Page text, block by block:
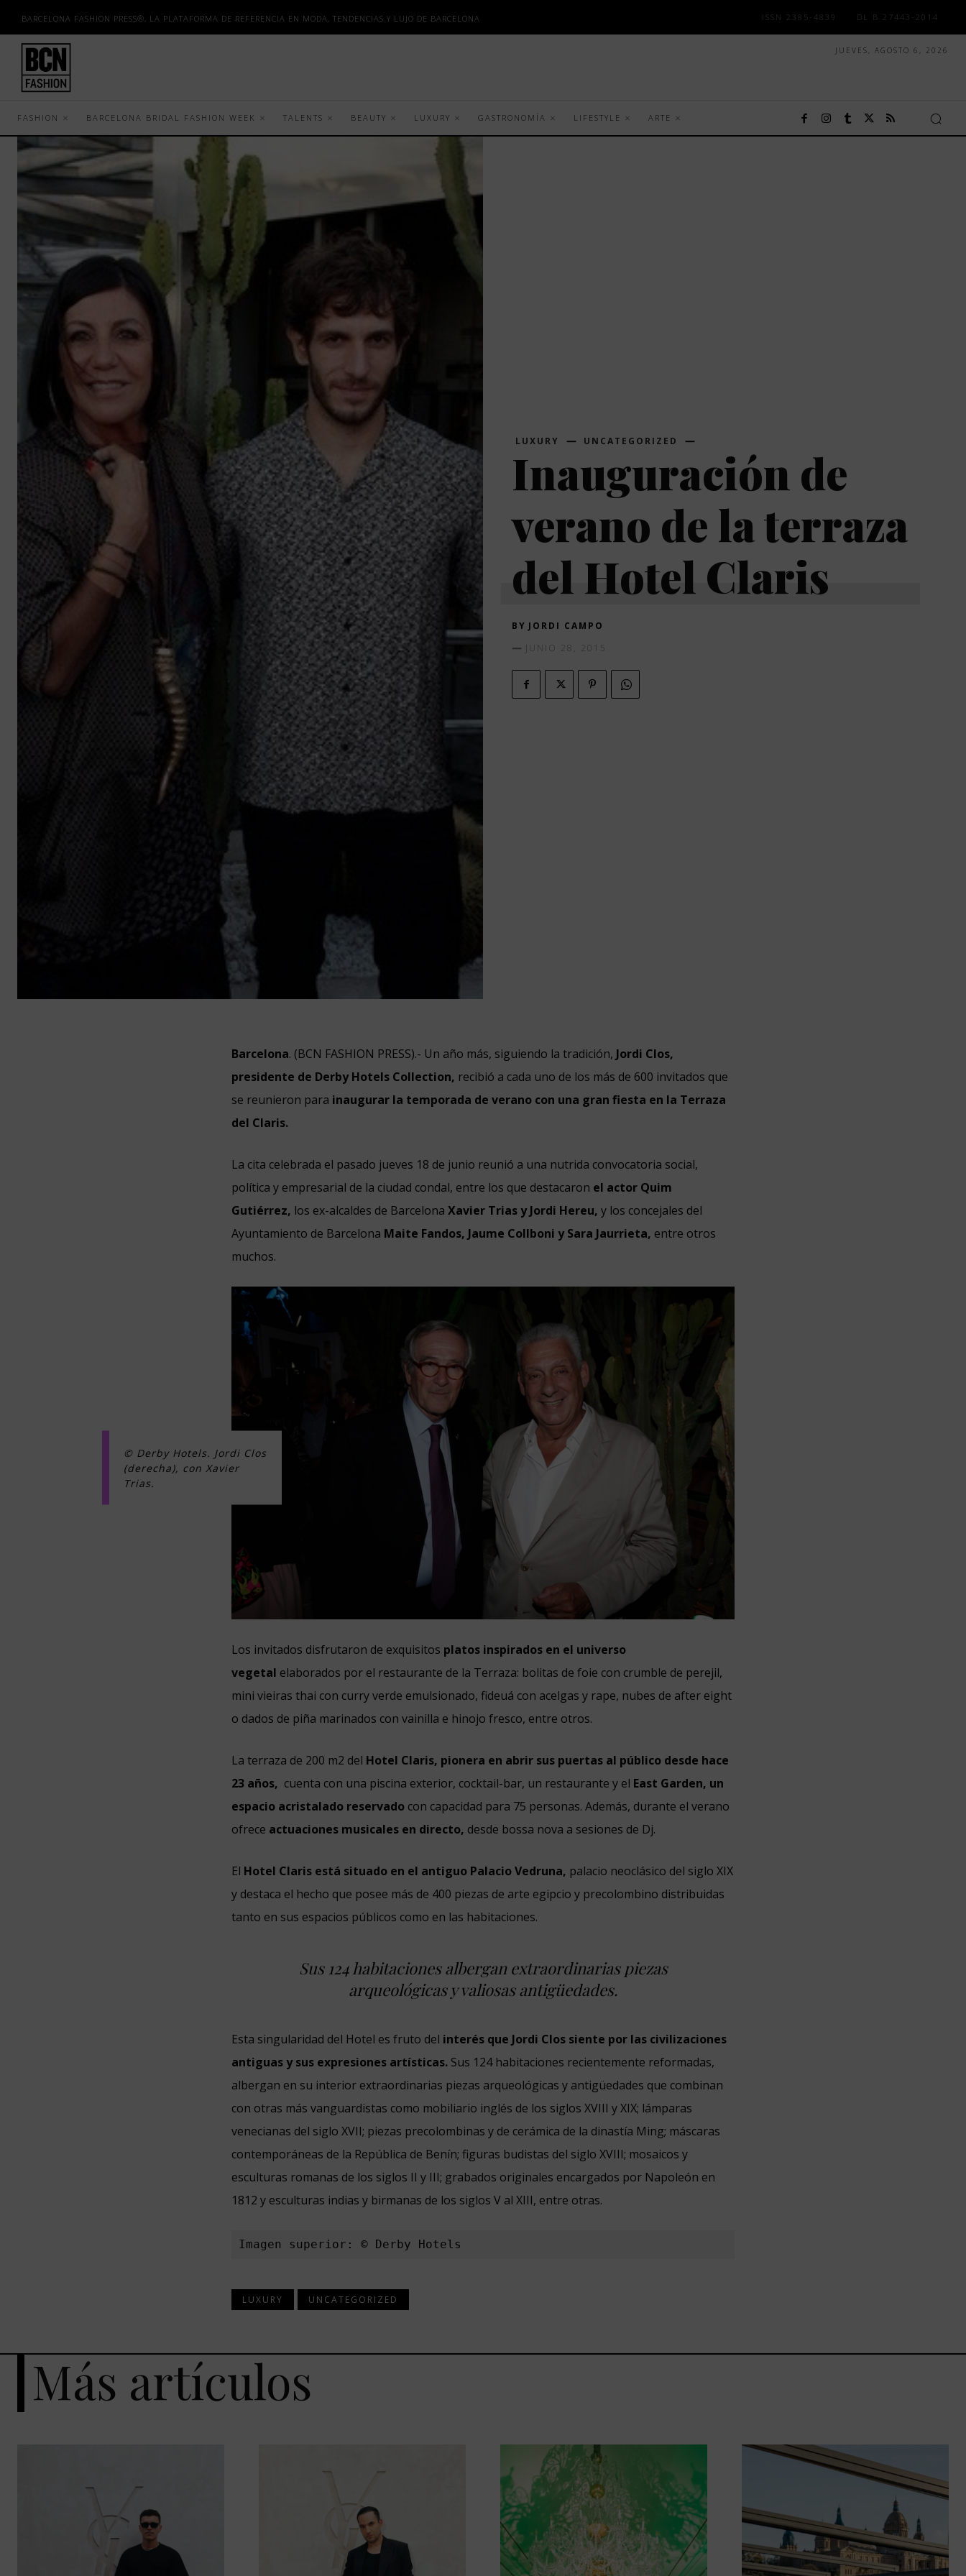
BARCELONA FASHION PRESS®, LA PLATAFORMA DE REFERENCIA EN MODA, TENDENCIAS Y LUJO DE BARCELONA ISSN 2385-4839 DL B 27443-2014
JUEVES, AGOSTO 6, 2026
FASHION BARCELONA BRIDAL FASHION WEEK TALENTS BEAUTY LUXURY GASTRONOMÍA LIFESTYLE ARTE
LUXURY UNCATEGORIZED
Inauguración de
verano de la terraza
del Hotel Claris
BY JORDI CAMPO
JUNIO 28, 2015
Barcelona. (BCN FASHION PRESS).- Un año más, siguiendo la tradición, Jordi Clos,
presidente de Derby Hotels Collection, recibió a cada uno de los más de 600 invitados que
se reunieron para inaugurar la temporada de verano con una gran fiesta en la Terraza
del Claris.
La cita celebrada el pasado jueves 18 de junio reunió a una nutrida convocatoria social,
política y empresarial de la ciudad condal, entre los que destacaron el actor Quim
Gutiérrez, los ex-alcaldes de BarcelonaXavier Trias y Jordi Hereu, y los concejales del
Ayuntamiento de Barcelona Maite Fandos, Jaume Collboni y Sara Jaurrieta, entre otros
muchos.
© Derby Hotels. Jordi Clos
(derecha), con Xavier
Trias.
Los invitados disfrutaron de exquisitos platos inspirados en el universo
vegetal elaborados por el restaurante de la Terraza: bolitas de foie con crumble de perejil,
mini vieiras thai con curry verde emulsionado, fideuá con acelgas y rape, nubes de after eight
o dados de piña marinados con vainilla e hinojo fresco, entre otros.
La terraza de 200 m2 del Hotel Claris, pionera en abrir sus puertas al público desde hace
23 años, cuenta con una piscina exterior, cocktail-bar, un restaurante y el East Garden, un
espacio acristalado reservado con capacidad para 75 personas. Además, durante el verano
ofrece actuaciones musicales en directo, desde bossa nova a sesiones de Dj.
El Hotel Claris está situado en el antiguo Palacio Vedruna, palacio neoclásico del siglo XIX
y destaca el hecho que posee más de 400 piezas de arte egipcio y precolombino distribuidas
tanto en sus espacios públicos como en las habitaciones.
Sus 124 habitaciones albergan extraordinarias piezas
arqueológicas y valiosas antigüedades.
Esta singularidad del Hotel es fruto del interés que Jordi Clos siente por las civilizaciones
antiguas y sus expresiones artísticas. Sus 124 habitaciones recientemente reformadas,
albergan en su interior extraordinarias piezas arqueológicas y antigüedades que combinan
con otras más vanguardistas como mobiliario inglés de los siglos XVIII y XIX; lámparas
venecianas del siglo XVII; piezas precolombinas y de cerámica de la dinastía Ming; máscaras
contemporáneas de la República de Benín; figuras budistas del siglo XVIII; mosaicos y
esculturas romanas de los siglos II y III; grabados originales encargados por Napoleón en
1812 y esculturas indias y birmanas de los siglos V al XIII, entre otras.
Imagen superior: © Derby Hotels
LUXURY UNCATEGORIZED
Más artículos